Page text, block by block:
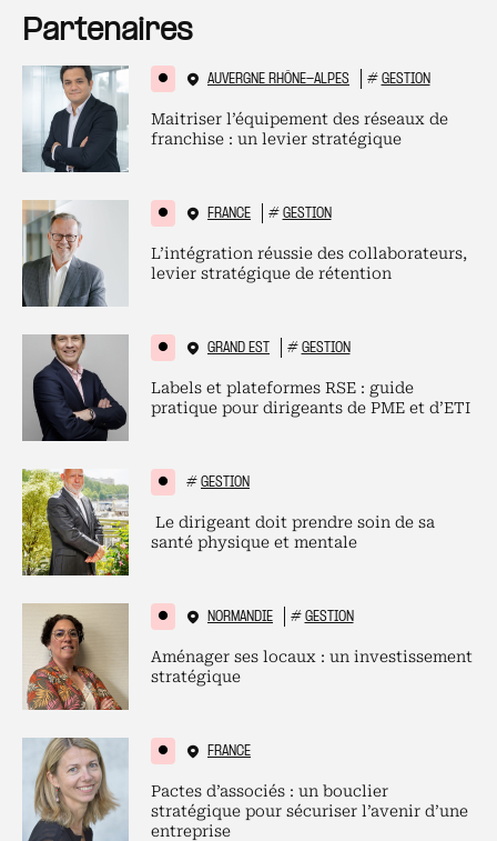
Partenaires
AUVERGNE RHÔNE-ALPES # GESTION
Maitriser l’équipement des réseaux de
franchise : un levier stratégique
FRANCE # GESTION
L’intégration réussie des collaborateurs,
levier stratégique de rétention
GRAND EST # GESTION
Labels et plateformes RSE : guide
pratique pour dirigeants de PME et d’ETI
# GESTION
Le dirigeant doit prendre soin de sa
santé physique et mentale
NORMANDIE # GESTION
Aménager ses locaux : un investissement
stratégique
FRANCE
Pactes d’associés : un bouclier
stratégique pour sécuriser l’avenir d’une
entreprise